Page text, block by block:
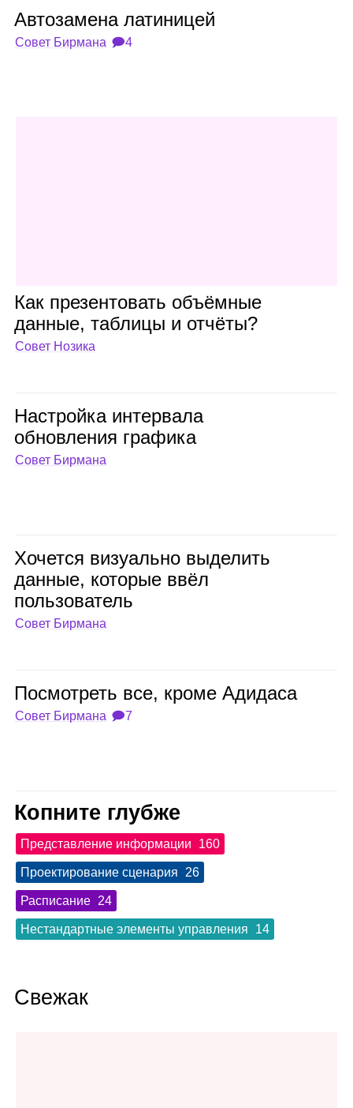
Авто­за­мена лати­ни­цей
Совет Бирмана 🗩4
Как пре­зен­то­вать объ­ём­ные
дан­ные, таб­лицы и отчёты?
Совет Нозика
Настройка интер­вала
обнов­ле­ния гра­фика
Совет Бирмана
Хочется визу­ально выде­лить
дан­ные, кото­рые ввёл
поль­зо­ва­тель
Совет Бирмана
Посмот­реть все, кроме Адидаса
Совет Бирмана 🗩7
Копните глубже
Представление информации 160
Проектирование сценария 26
Расписание 24
Нестандартные элементы управления 14
Свежак